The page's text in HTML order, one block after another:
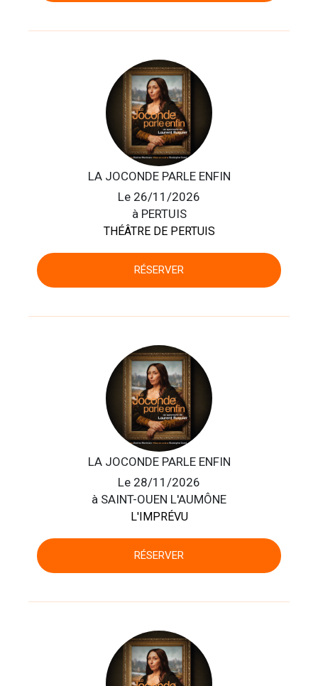
LA JOCONDE PARLE ENFIN
Le 26/11/2026
à PERTUIS
THÉÂTRE DE PERTUIS
RÉSERVER
LA JOCONDE PARLE ENFIN
Le 28/11/2026
à SAINT-OUEN L'AUMÔNE
L'IMPRÉVU
RÉSERVER